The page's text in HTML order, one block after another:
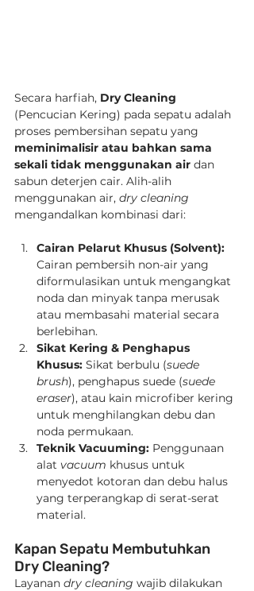
Secara harfiah, Dry Cleaning
(Pencucian Kering) pada sepatu adalah
proses pembersihan sepatu yang
meminimalisir atau bahkan sama
sekali tidak menggunakan air dan
sabun deterjen cair. Alih-alih
menggunakan air, dry cleaning
mengandalkan kombinasi dari:
Cairan Pelarut Khusus (Solvent):
Cairan pembersih non-air yang
diformulasikan untuk mengangkat
noda dan minyak tanpa merusak
atau membasahi material secara
berlebihan.
Sikat Kering & Penghapus
Khusus: Sikat berbulu (suede
brush), penghapus suede (suede
eraser), atau kain microfiber kering
untuk menghilangkan debu dan
noda permukaan.
Teknik Vacuuming: Penggunaan
alat vacuum khusus untuk
menyedot kotoran dan debu halus
yang terperangkap di serat-serat
material.
Kapan Sepatu Membutuhkan
Dry Cleaning?
Layanan dry cleaning wajib dilakukan